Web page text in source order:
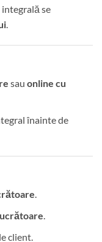
se
.
sau online cu
înainte de
.
.
client.